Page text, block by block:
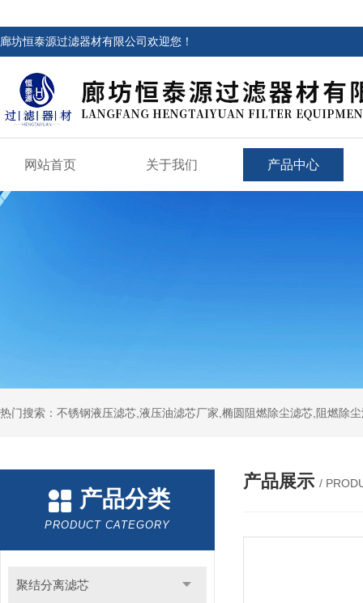
廊坊恒泰源过滤器材有限公司欢迎您！
网站首页 关于我们 产品中心
热门搜索：不锈钢液压滤芯,液压油滤芯厂家,椭圆阻燃除尘滤芯,阻燃除
产品分类
PRODUCT CATEGORY
聚结分离滤芯
产品展示 /